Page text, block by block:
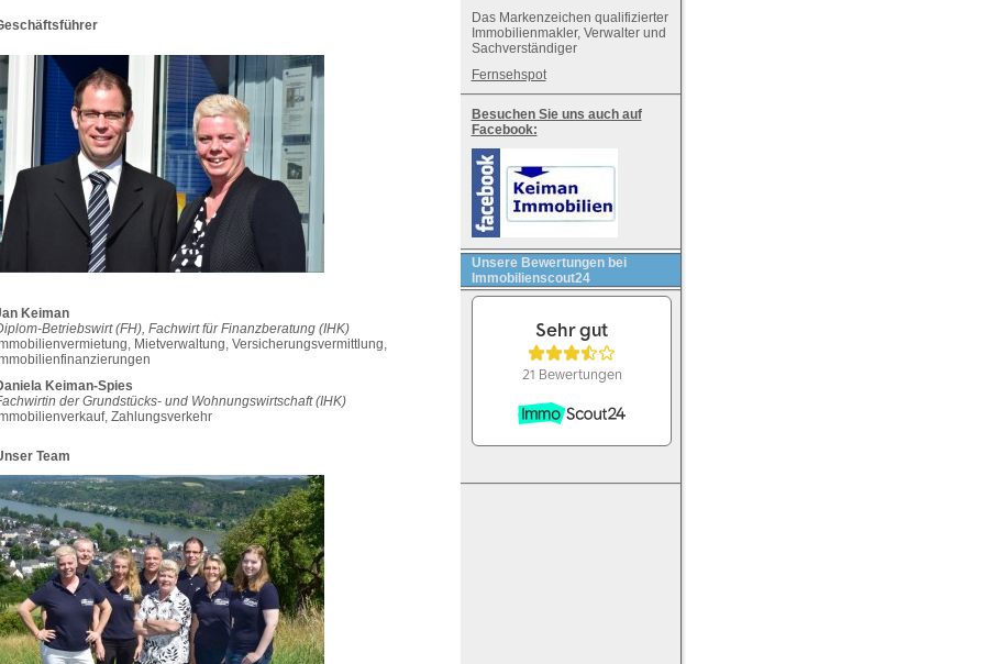
Keiman
Betriebswirt (FH), Fachwirt für Finanzberatung (IHK)
Mietverwaltung, Versicherungsvermittlung,
Keiman-Spies
der Grundstücks- und Wohnungswirtschaft (IHK)
Zahlungsverkehr
Team
Das Markenzeichen qualifizierter
Immobilienmakler, Verwalter und
Sachverständiger
Fernsehspot
Besuchen Sie uns auch auf
Facebook:
Unsere Bewertungen bei
Immobilienscout24